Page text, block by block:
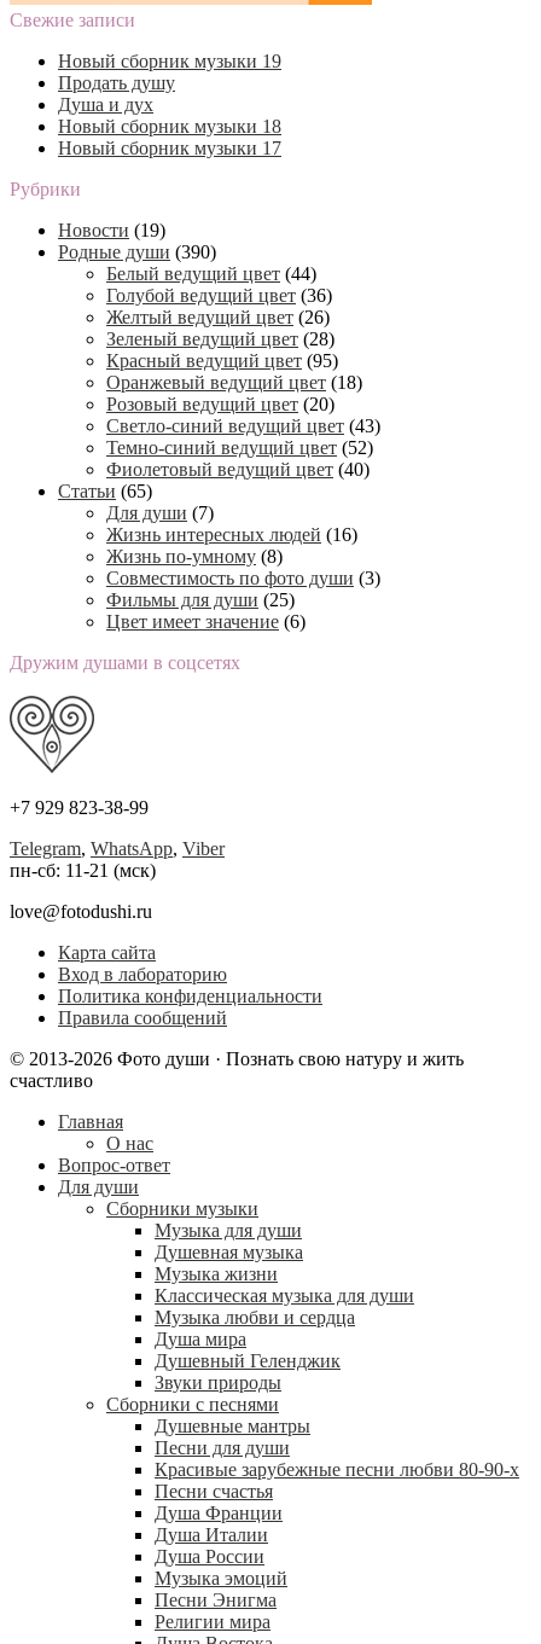
Свежие записи
Новый сборник музыки 19
Продать душу
Душа и дух
Новый сборник музыки 18
Новый сборник музыки 17
Рубрики
Новости (19)
Родные души (390)
Белый ведущий цвет (44)
Голубой ведущий цвет (36)
Желтый ведущий цвет (26)
Зеленый ведущий цвет (28)
Красный ведущий цвет (95)
Оранжевый ведущий цвет (18)
Розовый ведущий цвет (20)
Светло-синий ведущий цвет (43)
Темно-синий ведущий цвет (52)
Фиолетовый ведущий цвет (40)
Статьи (65)
Для души (7)
Жизнь интересных людей (16)
Жизнь по-умному (8)
Совместимость по фото души (3)
Фильмы для души (25)
Цвет имеет значение (6)
Дружим душами в соцсетях
+7 929 823-38-99
Telegram, WhatsApp, Viber
пн-сб: 11-21 (мск)
love@fotodushi.ru
Карта сайта
Вход в лабораторию
Политика конфиденциальности
Правила сообщений
© 2013-2026 Фото души · Познать свою натуру и жить
счастливо
Главная
О нас
Вопрос-ответ
Для души
Сборники музыки
Музыка для души
Душевная музыка
Музыка жизни
Классическая музыка для души
Музыка любви и сердца
Душа мира
Душевный Геленджик
Звуки природы
Сборники с песнями
Душевные мантры
Песни для души
Красивые зарубежные песни любви 80-90-х
Песни счастья
Душа Франции
Душа Италии
Душа России
Музыка эмоций
Песни Энигма
Религии мира